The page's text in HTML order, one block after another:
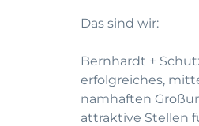
Das sind wir:
Bernhardt +
erfolgreiches,
namhaften
attraktive Stellen